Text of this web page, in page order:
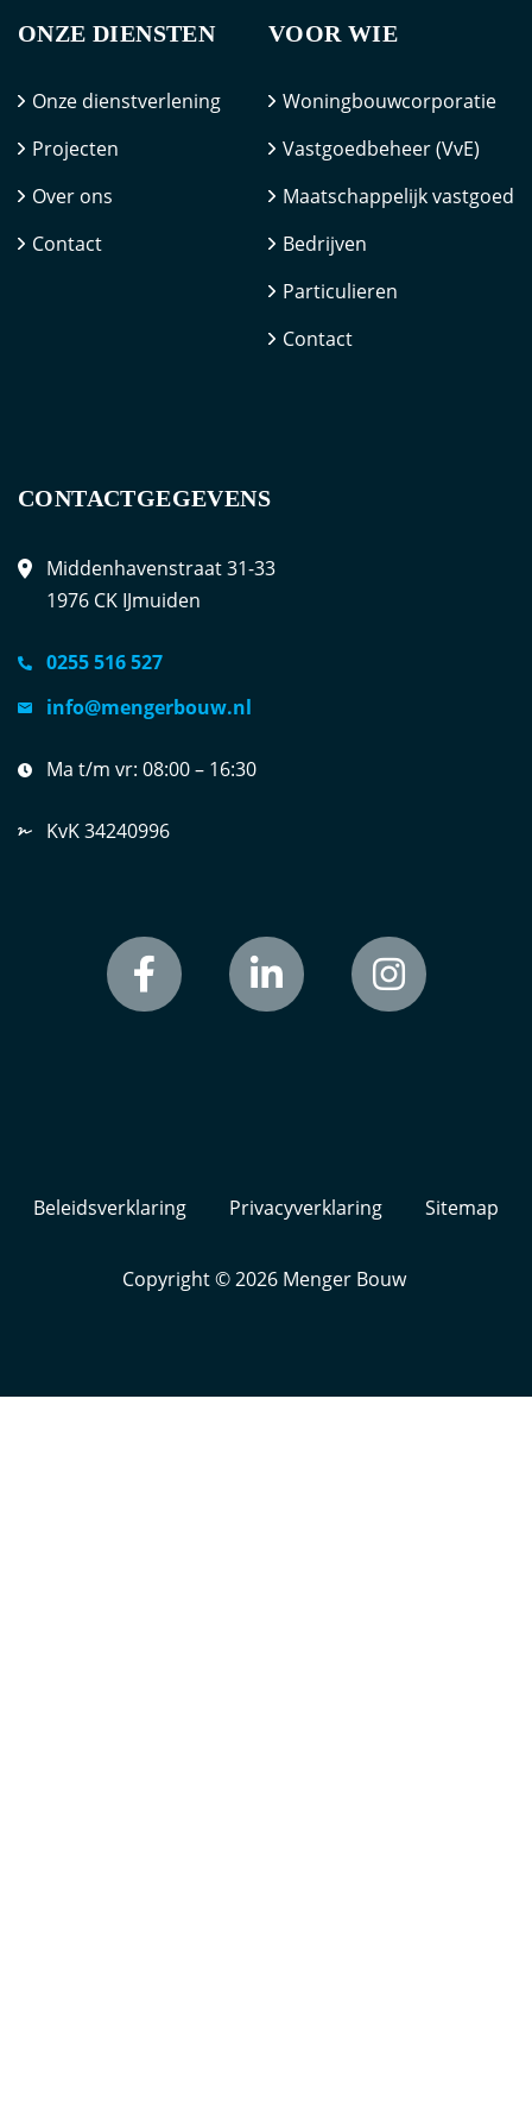
ONZE DIENSTEN
Onze dienstverlening
Projecten
Over ons
Contact
VOOR WIE
Woningbouwcorporatie
Vastgoedbeheer (VvE)
Maatschappelijk vastgoed
Bedrijven
Particulieren
Contact
CONTACTGEGEVENS
Middenhavenstraat 31-33
1976 CK IJmuiden
0255 516 527
info@mengerbouw.nl
Ma t/m vr: 08:00 – 16:30
KvK 34240996
Beleidsverklaring Privacyverklaring Sitemap
Copyright © 2026 Menger Bouw